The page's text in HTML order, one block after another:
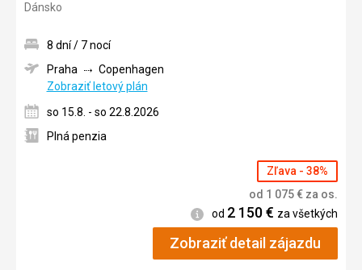
Dánsko
8 dní / 7 nocí
Praha
Copenhagen
Zobraziť letový plán
so 15.8. - so 22.8.2026
Plná penzia
Zľava - 38%
od 1 075€ za os.
Informácie
od 2 150€ za všetkých
Zobraziť detail zájazdu